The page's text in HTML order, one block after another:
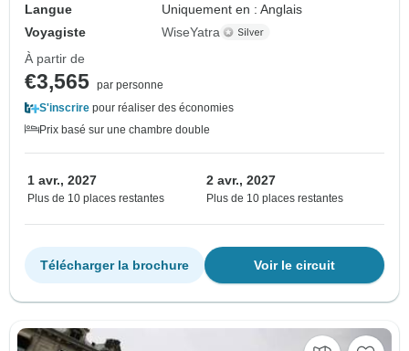
Langue
Uniquement en : Anglais
Voyagiste
WiseYatra
À partir de
€3,565 par personne
S'inscrire pour réaliser des économies
Prix basé sur une chambre double
1 avr., 2027
Plus de 10 places restantes
2 avr., 2027
Plus de 10 places restantes
Voir le circuit
Télécharger la brochure